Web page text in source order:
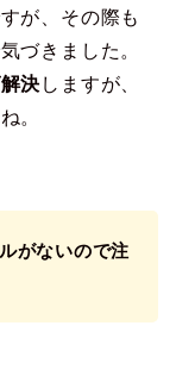
が、その際も
づきました。
決 しますが、
。
がないので注